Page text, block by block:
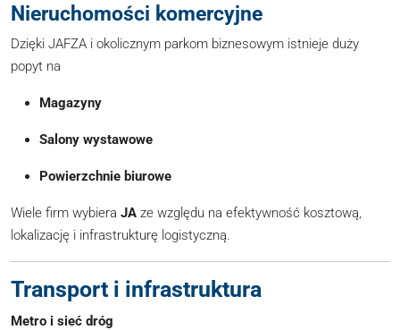
Nieruchomości komercyjne
Dzięki JAFZA i okolicznym parkom biznesowym istnieje duży
popyt na
Magazyny
Salony wystawowe
Powierzchnie biurowe
Wiele firm wybiera JA ze względu na efektywność kosztową,
lokalizację i infrastrukturę logistyczną.
Transport i infrastruktura
Metro i sieć dróg